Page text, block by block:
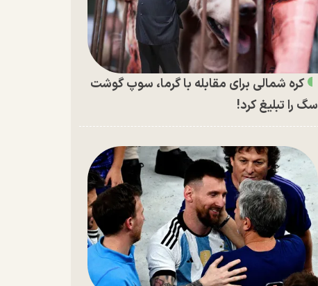
کره شمالی برای مقابله با گرما، سوپ گوشت
سگ را تبلیغ کرد!